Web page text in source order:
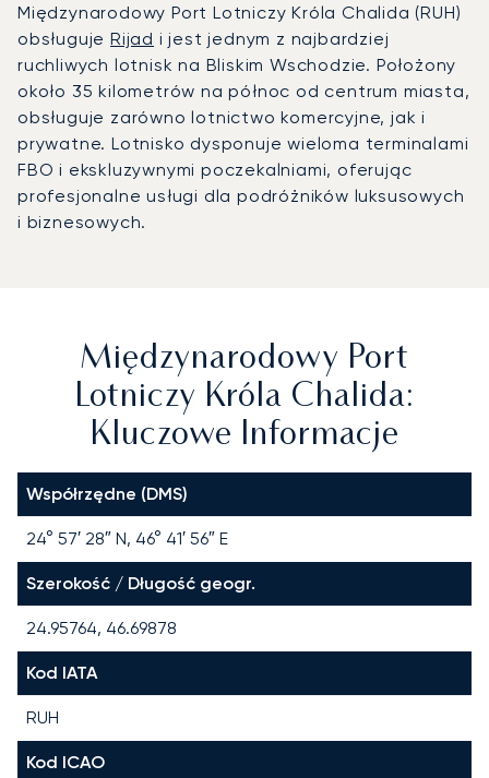
Międzynarodowy Port Lotniczy Króla Chalida (RUH)
obsługujeRijad i jest jednym z najbardziej
ruchliwych lotnisk na Bliskim Wschodzie. Położony
około 35 kilometrów na północ od centrum miasta,
obsługuje zarówno lotnictwo komercyjne, jak i
prywatne. Lotnisko dysponuje wieloma terminalami
FBO i ekskluzywnymi poczekalniami, oferując
profesjonalne usługi dla podróżników luksusowych
i biznesowych.
Międzynarodowy Port
Lotniczy Króla Chalida:
Kluczowe Informacje
Współrzędne (DMS)
24° 57′ 28″ N, 46° 41′ 56″ E
Szerokość / Długość geogr.
24.95764, 46.69878
Kod IATA
RUH
Kod ICAO